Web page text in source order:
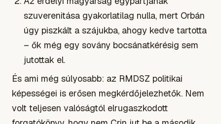
szuverenitása gyakorlatilag nulla, mert Orbán
úgy piszkált a szájukba, ahogy kedve tartotta
– ők még egy sovány bocsánatkérésig sem
jutottak el.
És ami még súlyosabb: az RMDSZ politikai
képességei is erősen megkérdőjelezhetők. Nem
volt teljesen valóságtól elrugaszkodott